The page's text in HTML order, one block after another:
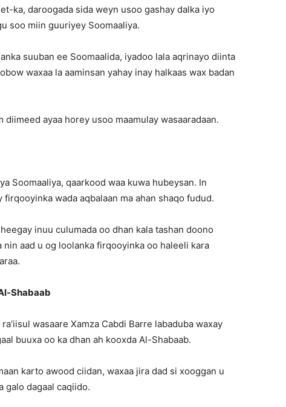
ka, daroogada sida weyn usoo gashay dalka iyo
soo miin guuriyey Soomaaliya.
suuban ee Soomaalida, iyadoo lala aqrinayo diinta
waxaa la aaminsan yahay inay halkaas wax badan
ayaa horey usoo maamulay wasaaradaan.
Soomaaliya, qaarkood waa kuwa hubeysan. In
wada aqbalaan ma ahan shaqo fudud.
inuu culumada oo dhan kala tashan doono
nin aad u og loolanka firqooyinka oo haleeli kara
Shabaab
wasaare Xamza Cabdi Barre labaduba waxay
buuxa oo ka dhan ah kooxda Al-Shabaab.
karto awood ciidan, waxaa jira dad si xooggan u
galo dagaal caqiido.